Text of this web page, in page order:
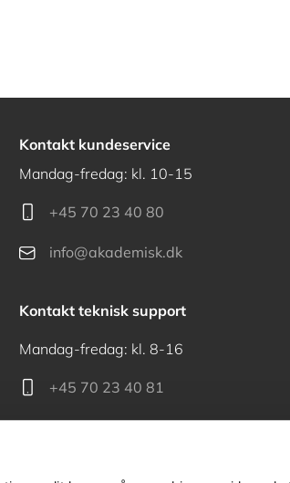
Kontakt kundeservice
Mandag-fredag: kl. 10-15
+45 70 23 40 80
info@akademisk.dk
Kontakt teknisk support
Mandag-fredag: kl. 8-16
+45 70 23 40 81